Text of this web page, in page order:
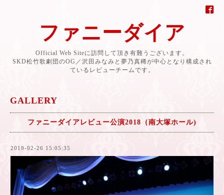
ファニーダイア
Official Web Siteに訪問して頂き有難うございます。
SKD松竹歌劇団のOG／沢田みなみと夢乃真稀が中心となり構成され
ているレビューチームです。
GALLERY
ファニーダイアレビュー公演2018（南大塚ホール)
2019-02-26 15:05:35